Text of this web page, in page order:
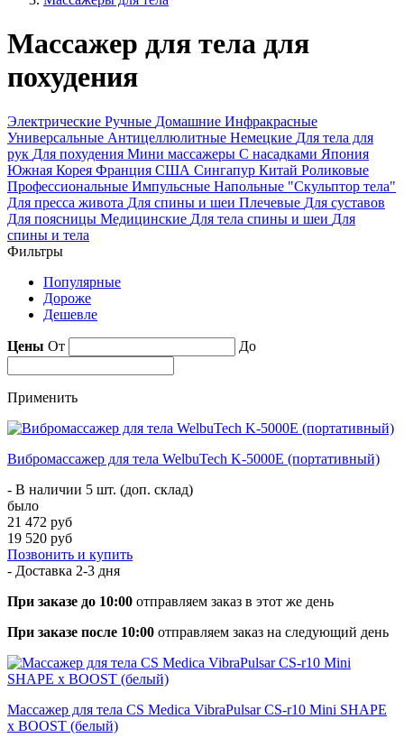
Массажер для тела для
похудения
Электрические Ручные Домашние Инфракрасные
Универсальные Антицеллюлитные Немецкие Для тела для
рук Для похудения Мини массажеры С насадками Япония
Южная Корея Франция США Сингапур Китай Роликовые
Профессиональные Импульсные Напольные "Скульптор тела"
Для пресса живота Для спины и шеи Плечевые Для суставов
Для поясницы Медицинские Для тела спины и шеи Для
спины и тела
Фильтры
Популярные
Дороже
Дешевле
Цены От До
Применить
Вибромассажер для тела WelbuTech K-5000E (портативный)
- В наличии 5 шт. (доп. склад)
было
21 472 руб
19 520 руб
Позвонить и купить
- Доставка 2-3 дня
При заказе до 10:00 отправляем заказ в этот же день
При заказе после 10:00 отправляем заказ на следующий день
Массажер для тела CS Medica VibraPulsar CS-r10 Mini SHAPE
x BOOST (белый)